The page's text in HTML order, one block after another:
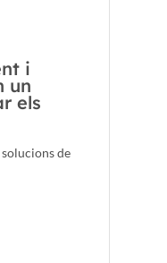
i
un
els
de